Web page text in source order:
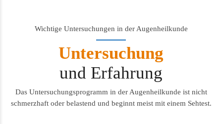
Wichtige Untersuchungen in der Augenheilkunde
Untersuchung
und Erfahrung
Das Untersuchungsprogramm in der Augenheilkunde ist nicht
schmerzhaft oder belastend und beginnt meist mit einem Sehtest.